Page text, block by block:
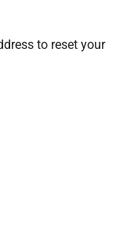
to reset your